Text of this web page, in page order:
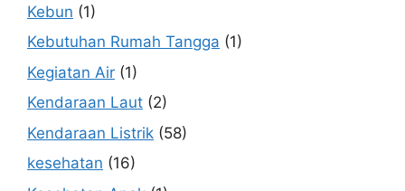
Kebun (1)
Kebutuhan Rumah Tangga (1)
Kegiatan Air (1)
Kendaraan Laut (2)
Kendaraan Listrik (58)
kesehatan (16)